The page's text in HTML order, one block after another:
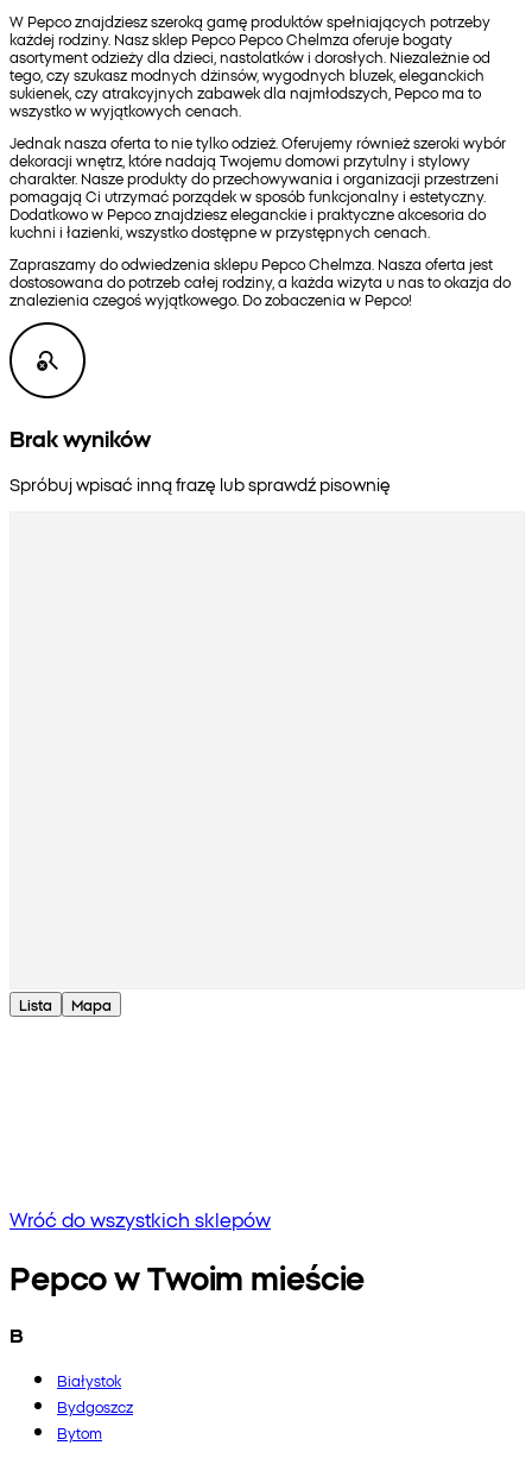
W Pepco znajdziesz szeroką gamę produktów spełniających potrzeby
każdej rodziny. Nasz sklep Pepco Pepco Chelmza oferuje bogaty
asortyment odzieży dla dzieci, nastolatków i dorosłych. Niezależnie od
tego, czy szukasz modnych dżinsów, wygodnych bluzek, eleganckich
sukienek, czy atrakcyjnych zabawek dla najmłodszych, Pepco ma to
wszystko w wyjątkowych cenach.
Jednak nasza oferta to nie tylko odzież. Oferujemy również szeroki wybór
dekoracji wnętrz, które nadają Twojemu domowi przytulny i stylowy
charakter. Nasze produkty do przechowywania i organizacji przestrzeni
pomagają Ci utrzymać porządek w sposób funkcjonalny i estetyczny.
Dodatkowo w Pepco znajdziesz eleganckie i praktyczne akcesoria do
kuchni i łazienki, wszystko dostępne w przystępnych cenach.
Zapraszamy do odwiedzenia sklepu Pepco Chelmza. Nasza oferta jest
dostosowana do potrzeb całej rodziny, a każda wizyta u nas to okazja do
znalezienia czegoś wyjątkowego. Do zobaczenia w Pepco!
Brak wyników
Spróbuj wpisać inną frazę lub sprawdź pisownię
Lista Mapa
Wróć do wszystkich sklepów
Pepco w Twoim mieście
B
Białystok
Bydgoszcz
Bytom